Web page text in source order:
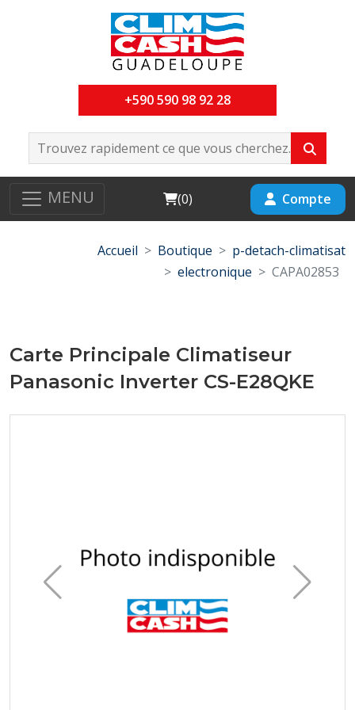
+590 590 98 92 28
MENU Cart
(0) Compte
Accueil Boutique
p-detach-climatisat
electronique
CAPA02853
Carte Principale Climatiseur
Panasonic Inverter CS-E28QKE